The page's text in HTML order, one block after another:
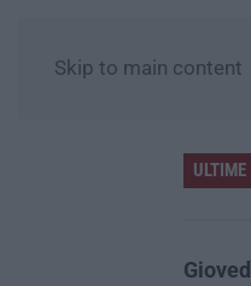
Skip to main content
ULTIME